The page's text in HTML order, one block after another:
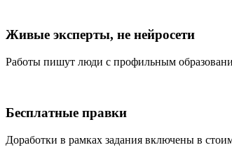
Живые эксперты, не нейросети
Работы пишут люди с профильным
Бесплатные правки
Доработки в рамках задания включены в